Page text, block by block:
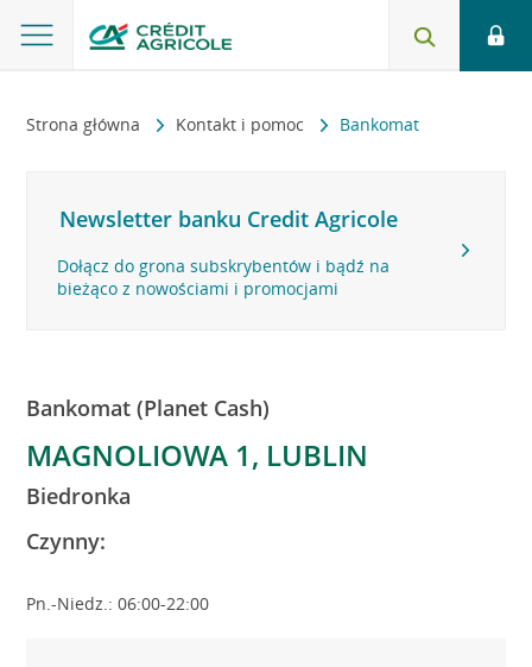
Strona główna Kontakt i pomoc Bankomat
Newsletter banku Credit Agricole
Dołącz do grona subskrybentów i bądź na
bieżąco z nowościami i promocjami
Bankomat (Planet Cash)
MAGNOLIOWA 1, LUBLIN
Biedronka
Czynny:
Pn.-Niedz.: 06:00-22:00